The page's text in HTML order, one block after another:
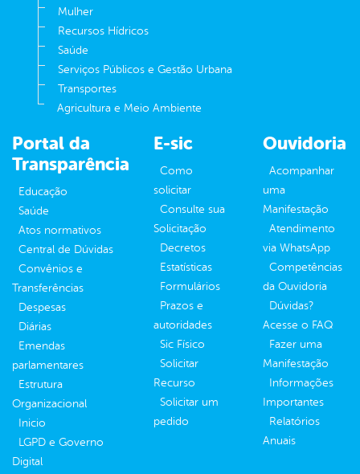
Mulher
Recursos Hídricos
Saúde
Serviços Públicos e Gestão Urbana
Transportes
Agricultura e Meio Ambiente
Portal da
Transparência
Educação
Saúde
Atos normativos
Central de Dúvidas
Convênios e
Transferências
Despesas
Diárias
Emendas
parlamentares
Estrutura
Organizacional
Inicio
LGPD e Governo
Digital
E-sic
Como
solicitar
Consulte sua
Solicitação
Decretos
Estatísticas
Formulários
Prazos e
autoridades
Sic Físico
Solicitar
Recurso
Solicitar um
pedido
Ouvidoria
Acompanhar
uma
Manifestação
Atendimento
via WhatsApp
Competências
da Ouvidoria
Dúvidas?
Acesse o FAQ
Fazer uma
Manifestação
Informações
Importantes
Relatórios
Anuais